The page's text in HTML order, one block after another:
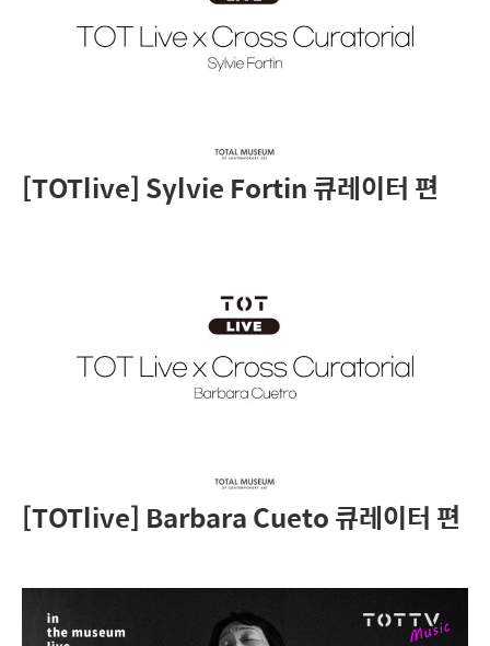
[TOTlive] Sylvie Fortin 큐레이터 편
[TOTlive] Barbara Cueto 큐레이터 편